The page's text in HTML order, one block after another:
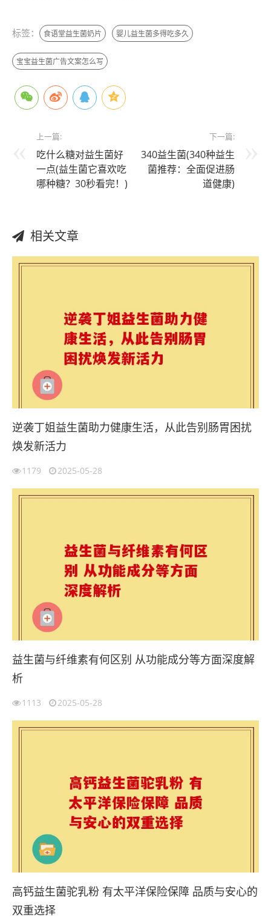
标签： 食语堂益生菌奶片 婴儿益生菌多得吃多久
宝宝益生菌广告文案怎么写
上一篇:
吃什么糖对益生菌好
一点(益生菌它喜欢吃
哪种糖？30秒看完！)
下一篇:
340益生菌(340种益生
菌推荐：全面促进肠
道健康)
相关文章
逆袭丁姐益生菌助力健康生活，从此告别肠胃困扰
焕发新活力
1179 2025-05-28
益生菌与纤维素有何区别 从功能成分等方面深度解
析
1113 2025-05-28
高钙益生菌驼乳粉 有太平洋保险保障 品质与安心的
双重选择